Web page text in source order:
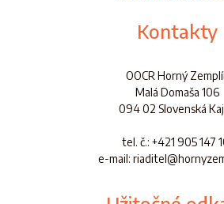
Kontakty
OOCR Horný
Malá Domaša 106
094 02 Slovenská
tel. č.: +421 905 147
e-mail: